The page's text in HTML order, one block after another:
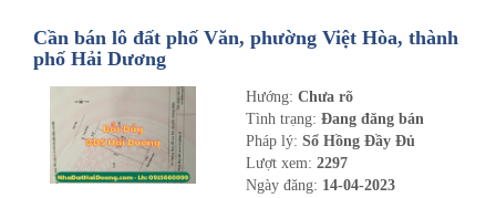
Cần bán lô đất phố Văn, phường Việt Hòa, thành
phố Hải Dương
Hướng: Chưa rõ
Tình trạng: Đang đăng bán
Pháp lý: Sổ Hồng Đầy Đủ
Lượt xem: 2297
Ngày đăng: 14-04-2023